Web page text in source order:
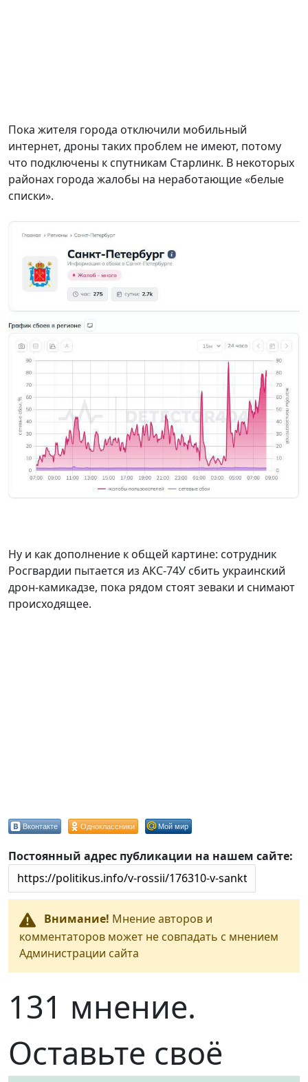
Пока жителя города отключили мобильный
интернет, дроны таких проблем не имеют, потому
что подключены к спутникам Старлинк. В некоторых
районах города жалобы на неработающие «белые
списки».
Ну и как дополнение к общей картине: сотрудник
Росгвардии пытается из АКС-74У сбить украинский
дрон-камикадзе, пока рядом стоят зеваки и снимают
происходящее.
Вконтакте Одноклассники Мой мир
Постоянный адрес публикации на нашем сайте:
Внимание! Мнение авторов и
комментаторов может не совпадать с мнением
Администрации сайта
131 мнение.
Оставьте своё